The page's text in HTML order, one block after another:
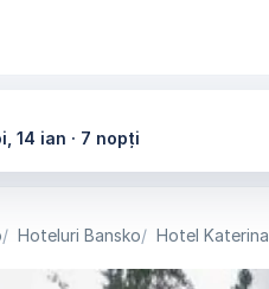
14 ian · 7 nopți
Hoteluri Bansko Hotel Katerina